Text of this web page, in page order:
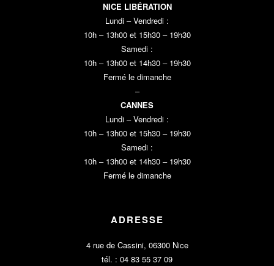
NICE LIBÉRATION
Lundi – Vendredi :
10h – 13h00 et 15h30 – 19h30
Samedi :
10h – 13h00 et 14h30 – 19h30
Fermé le dimanche
–
CANNES
Lundi – Vendredi :
10h – 13h00 et 15h30 – 19h30
Samedi :
10h – 13h00 et 14h30 – 19h30
Fermé le dimanche
ADRESSE
4 rue de Cassini, 06300 Nice
tél. : 04 83 55 37 09